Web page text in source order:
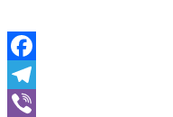
Facebook
Telegram